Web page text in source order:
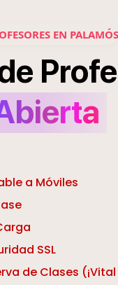
EN PALAMÓS
a Móviles
SSL
de Clases